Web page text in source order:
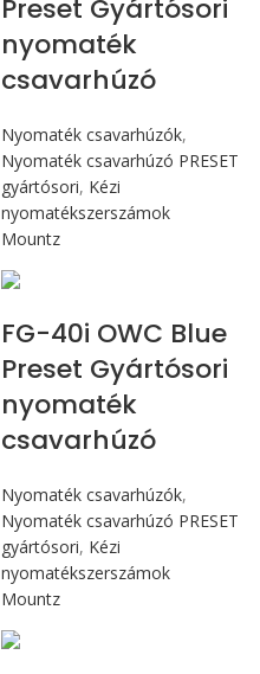
Preset Gyártósori
nyomaték
csavarhúzó
Nyomaték csavarhúzók,
Nyomaték csavarhúzó PRESET
gyártósori, Kézi
nyomatékszerszámok
Mountz
FG-40i OWC Blue
Preset Gyártósori
nyomaték
csavarhúzó
Nyomaték csavarhúzók,
Nyomaték csavarhúzó PRESET
gyártósori, Kézi
nyomatékszerszámok
Mountz